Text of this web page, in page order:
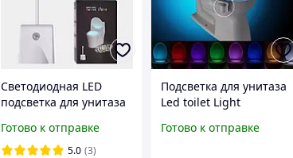
Светодиодная LED
подсветка для унитаза
движения и проекцией
на пол
Готово к отправке
5.0 (3)
Подсветка для унитаза
Led toilet Light
СветоДиодная крышка
Готово к отправке